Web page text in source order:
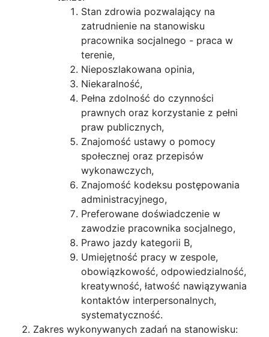
Stan zdrowia pozwalający na
zatrudnienie na stanowisku
pracownika socjalnego - praca w
terenie,
Nieposzlakowana opinia,
Niekaralność,
Pełna zdolność do czynności
prawnych oraz korzystanie z pełni
praw publicznych,
Znajomość ustawy o pomocy
społecznej oraz przepisów
wykonawczych,
Znajomość kodeksu postępowania
administracyjnego,
Preferowane doświadczenie w
zawodzie pracownika socjalnego,
Prawo jazdy kategorii B,
Umiejętność pracy w zespole,
obowiązkowość, odpowiedzialność,
kreatywność, łatwość nawiązywania
kontaktów interpersonalnych,
systematyczność.
Zakres wykonywanych zadań na stanowisku: